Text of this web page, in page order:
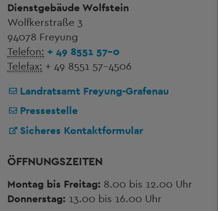
Dienstgebäude Wolfstein
Wolfkerstraße 3
94078 Freyung
Telefon: + 49 8551 57-0
Telefax: + 49 8551 57-4506
Landratsamt Freyung-Grafenau
Pressestelle
Sicheres Kontaktformular
ÖFFNUNGSZEITEN
Montag bis Freitag: 8.00 bis 12.00 Uhr
Donnerstag: 13.00 bis 16.00 Uhr